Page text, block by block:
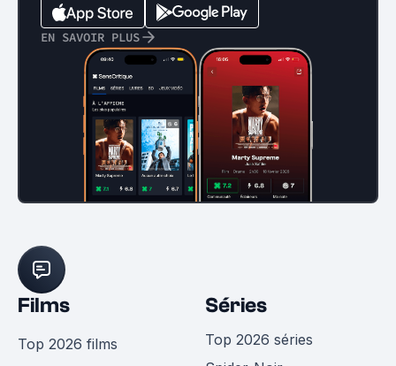
EN SAVOIR PLUS
Films
Top 2026 films
Séries
Top 2026 séries